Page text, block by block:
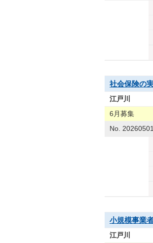
社会保険の
江戸川
6月募集
No.
小規模事業
江戸川